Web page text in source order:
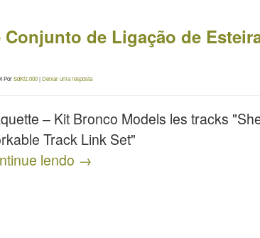
Conjunto de Ligação de
PorSdKfz.000|Deixar uma resposta
– Kit Bronco Models les tracks
Track Link Set"
lendo →